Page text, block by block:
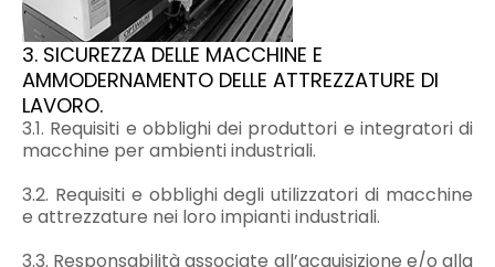
3. SICUREZZA DELLE MACCHINE E
AMMODERNAMENTO DELLE ATTREZZATURE DI
LAVORO.
3.1. Requisiti e obblighi dei produttori e integratori di
macchine per ambienti industriali.
3.2. Requisiti e obblighi degli utilizzatori di macchine
e attrezzature nei loro impianti industriali.
3.3. Responsabilità associate all’acquisizione e/o alla